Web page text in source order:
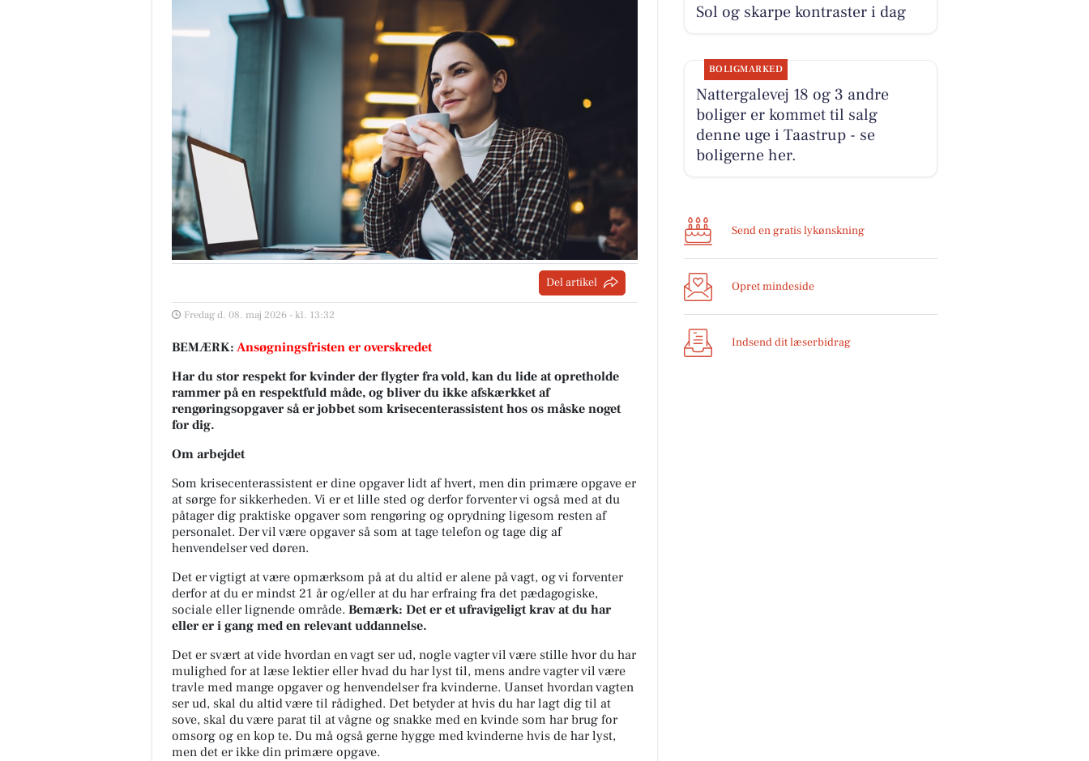
Del artikel
Fredag d. 08. maj 2026 - kl. 13:32
BEMÆRK: Ansøgningsfristen er overskredet
Har du stor respekt for kvinder der flygter fra vold, kan du lide at opretholde
rammer på en respektfuld måde, og bliver du ikke afskærkket af
rengøringsopgaver så er jobbet som krisecenterassistent hos os måske noget
for dig.
Om arbejdet
Som krisecenterassistent er dine opgaver lidt af hvert, men din primære opgave er
at sørge for sikkerheden. Vi er et lille sted og derfor forventer vi også med at du
påtager dig praktiske opgaver som rengøring og oprydning ligesom resten af
personalet. Der vil være opgaver så som at tage telefon og tage dig af
henvendelser ved døren.
Det er vigtigt at være opmærksom på at du altid er alene på vagt, og vi forventer
derfor at du er mindst 21 år og/eller at du har erfraing fra det pædagogiske,
sociale eller lignende område. Bemærk: Det er et ufravigeligt krav at du har
eller er i gang med en relevant uddannelse.
Det er svært at vide hvordan en vagt ser ud, nogle vagter vil være stille hvor du har
mulighed for at læse lektier eller hvad du har lyst til, mens andre vagter vil være
travle med mange opgaver og henvendelser fra kvinderne. Uanset hvordan vagten
ser ud, skal du altid være til rådighed. Det betyder at hvis du har lagt dig til at
sove, skal du være parat til at vågne og snakke med en kvinde som har brug for
omsorg og en kop te. Du må også gerne hygge med kvinderne hvis de har lyst,
men det er ikke din primære opgave.
Sol og skarpe kontraster i dag
BOLIGMARKED
Nattergalevej 18 og 3 andre
boliger er kommet til salg
denne uge i Taastrup - se
boligerne her.
Send en gratis lykønskning
Opret mindeside
Indsend dit læserbidrag